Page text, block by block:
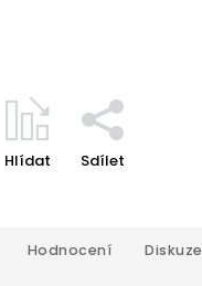
Hlídat Sdílet
Hodnocení Diskuze